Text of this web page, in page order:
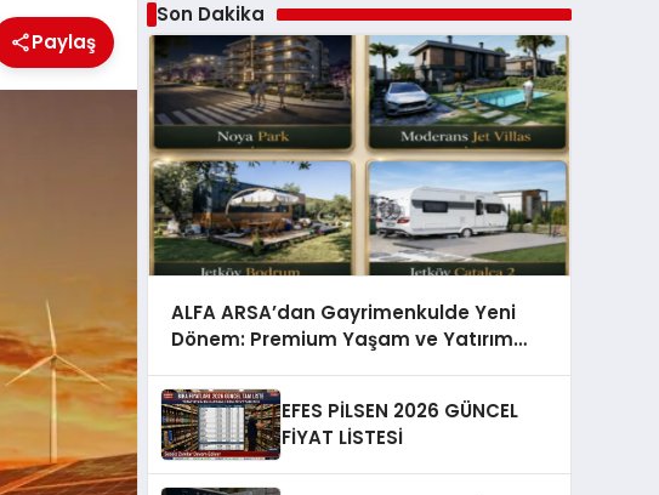
Paylaş
Son Dakika
ALFA ARSA’dan Gayrimenkulde Yeni
Dönem: Premium Yaşam ve Yatırım
EFES PİLSEN 2026 GÜNCEL
FİYAT LİSTESİ